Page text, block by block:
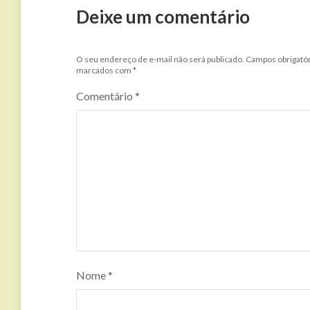
Deixe um comentário
O seu endereço de e-mail não será publicado. Campos
marcados com *
Comentário *
Nome*